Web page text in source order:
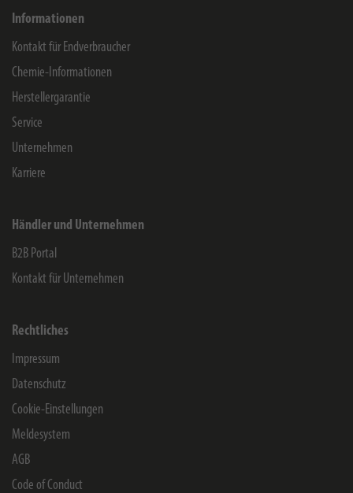
Informationen
Kontakt für Endverbraucher
Chemie-Informationen
Herstellergarantie
Service
Unternehmen
Karriere
Händler und Unternehmen
B2B Portal
Kontakt für Unternehmen
Rechtliches
Impressum
Datenschutz
Cookie-Einstellungen
Meldesystem
AGB
Code of Conduct